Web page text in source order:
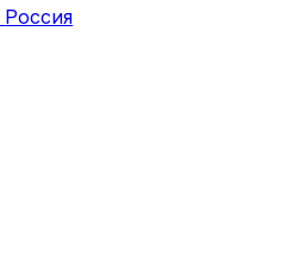
Россия